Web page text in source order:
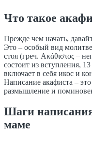
Что такое
Прежде чем начать,
Это – особый вид
стоя (греч. Ακάθιστος –
состоит из вступления,
включает в себя икос и
Написание акафиста –
размышление и
Шаги
маме